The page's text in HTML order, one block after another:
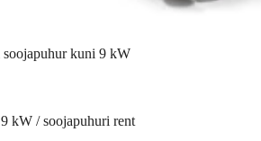
kuni 9 kW
kW / soojapuhuri rent